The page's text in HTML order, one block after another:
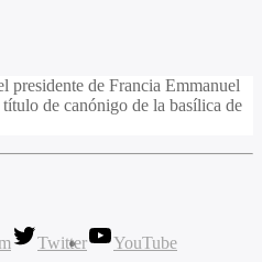
presidente de Francia Emmanuel
de canónigo de la basílica de
Twitter
YouTube